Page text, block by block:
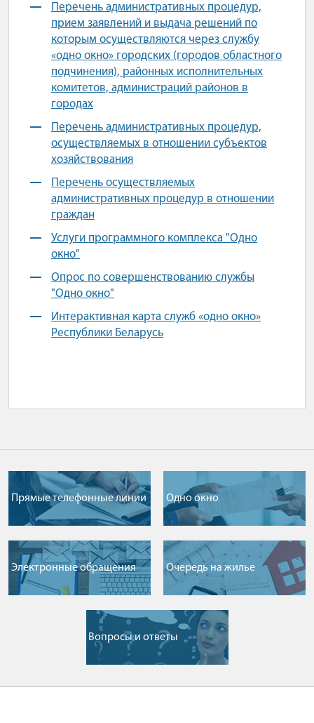
Перечень административных процедур,
прием заявлений и выдача решений по
которым осуществляются через службу
«одно окно» городских (городов областного
подчинения), районных исполнительных
комитетов, администраций районов в
городах
Перечень административных процедур,
осуществляемых в отношении субъектов
хозяйствования
Перечень осуществляемых
административных процедур в отношении
граждан
Услуги программного комплекса "Одно
окно"
Опрос по совершенствованию службы
"Одно окно"
Интерактивная карта служб «одно окно»
Республики Беларусь
Прямые телефонные линии Одно окно
Электронные обращения Очередь на жилье
Вопросы и ответы